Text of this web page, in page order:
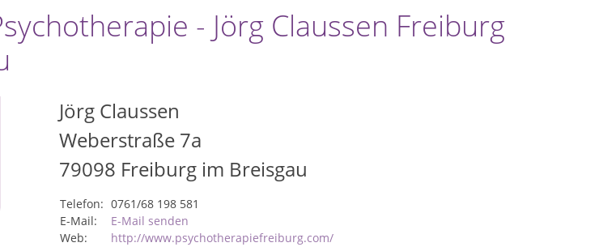
- Jörg Claussen Freiburg
Jörg Claussen
Weberstraße 7a
79098 Freiburg im Breisgau
Telefon: 0761/68 198 581
E-Mail:
E-Mail senden
Web:
http://www.psychotherapiefreiburg.com/